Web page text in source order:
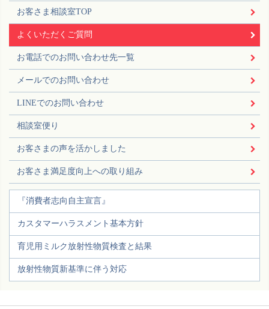
お客さま相談室TOP
よくいただくご質問
お電話でのお問い合わせ先一覧
メールでのお問い合わせ
LINEでのお問い合わせ
相談室便り
お客さまの声を活かしました
お客さま満足度向上への取り組み
『消費者志向自主宣言』
カスタマーハラスメント基本方針
育児用ミルク放射性物質検査と結果
放射性物質新基準に伴う対応